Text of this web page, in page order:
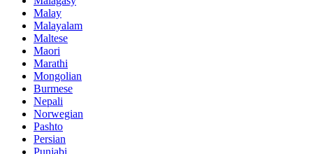
Malay
Malayalam
Maltese
Maori
Marathi
Mongolian
Burmese
Nepali
Norwegian
Pashto
Persian